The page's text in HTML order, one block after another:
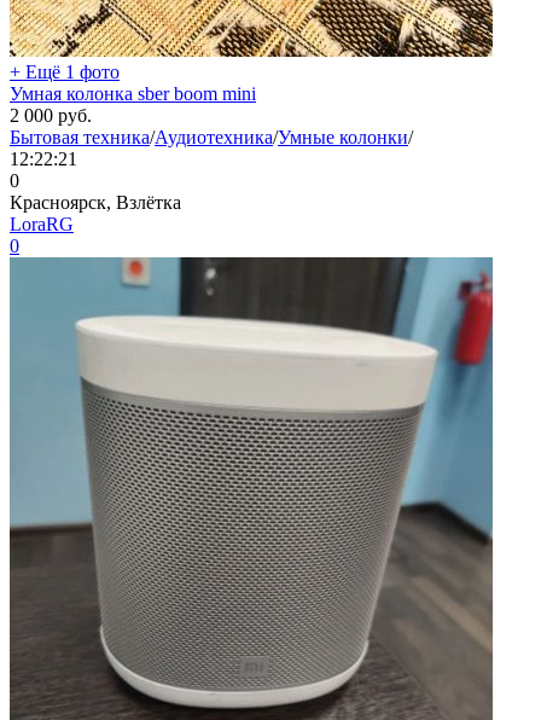
+ Ещё 1 фото
Умная колонка sber boom mini
2 000 руб.
Бытовая техника/Аудиотехника/Умные колонки/
12:22:21
0
Красноярск, Взлётка
LoraRG
0